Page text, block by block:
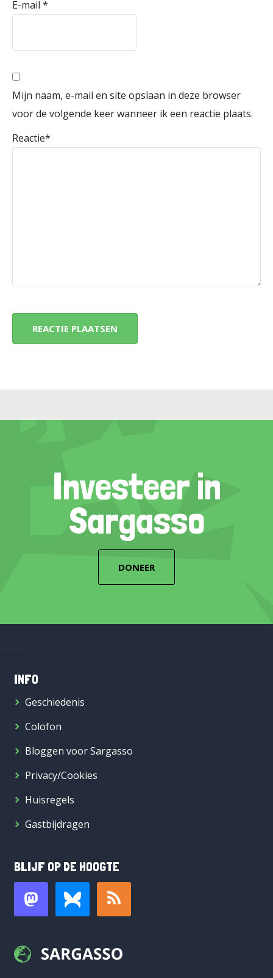
E-mail *
Mijn naam, e-mail en site opslaan in deze browser
voor de volgende keer wanneer ik een reactie plaats.
Reactie*
Investeer in
Sargasso
DONEER
INFO
Geschiedenis
Colofon
Bloggen voor Sargasso
Privacy/Cookies
Huisregels
Gastbijdragen
BLIJF OP DE HOOGTE